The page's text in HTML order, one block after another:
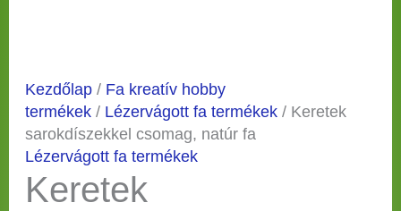
Kezdőlap/ Fa kreatív hobby
termékek/ Lézervágott fa termékek/ Keretek
sarokdíszekkel csomag, natúr fa
Lézervágott fa termékek
Keretek